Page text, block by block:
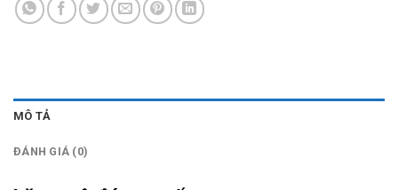
MÔ TẢ
ĐÁNH GIÁ (0)